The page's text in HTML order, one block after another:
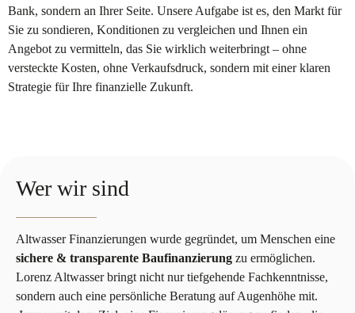
Bank, sondern an Ihrer Seite. Unsere Aufgabe ist es, den Markt für
Sie zu sondieren, Konditionen zu vergleichen und Ihnen ein
Angebot zu vermitteln, das Sie wirklich weiterbringt – ohne
versteckte Kosten, ohne Verkaufsdruck, sondern mit einer klaren
Strategie für Ihre finanzielle Zukunft.
Wer wir sind
Altwasser Finanzierungen wurde gegründet, um Menschen eine
sichere & transparente Baufinanzierung zu ermöglichen.
Lorenz Altwasser bringt nicht nur tiefgehende Fachkenntnisse,
sondern auch eine persönliche Beratung auf Augenhöhe mit.